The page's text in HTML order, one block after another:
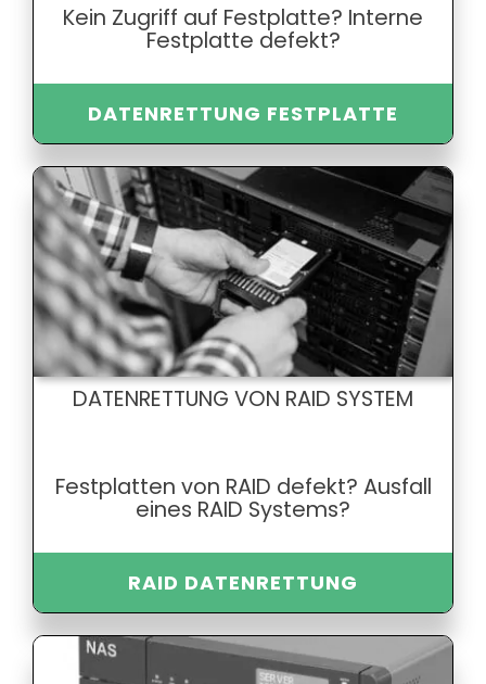
Kein Zugriff auf Festplatte? Interne
Festplatte defekt?
DATENRETTUNG FESTPLATTE
DATENRETTUNG VON RAID SYSTEM
Festplatten von RAID defekt? Ausfall
eines RAID Systems?
RAID DATENRETTUNG